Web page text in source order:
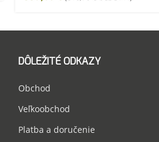
DÔLEŽITÉ ODKAZY
Obchod
Veľkoobchod
Platba a doručenie